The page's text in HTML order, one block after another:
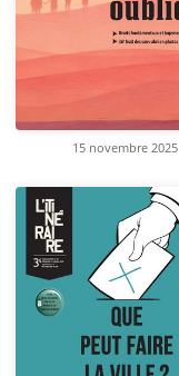
15 novembre 2025